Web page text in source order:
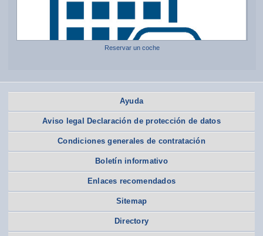
Reservar un coche
Ayuda
Aviso legal Declaración de protección de datos
Condiciones generales de contratación
Boletín informativo
Enlaces recomendados
Sitemap
Directory